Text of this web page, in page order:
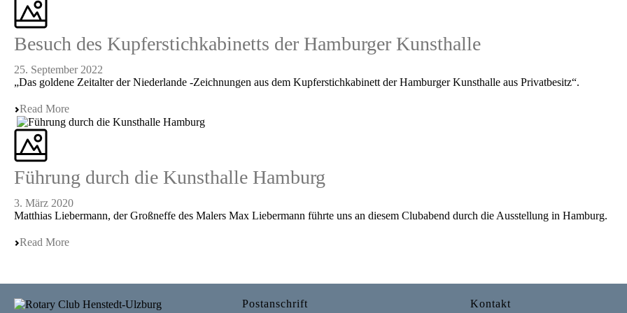
Besuch des Kupferstichkabinetts der Hamburger Kunsthalle
25. September 2022
„Das goldene Zeitalter der Niederlande -Zeichnungen aus dem Kupferstichkabinett der Hamburger Kunsthalle aus Privatbesitz“.
Read More
Führung durch die Kunsthalle Hamburg
3. März 2020
Matthias Liebermann, der Großneffe des Malers Max Liebermann führte uns an diesem Clubabend durch die Ausstellung in Hamburg.
Read More
Postanschrift Kontakt